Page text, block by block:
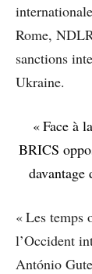
Rome,
sanctions
Ukraine.
« Face à
BRICS
davantage
« Les temps
l’Occident
António